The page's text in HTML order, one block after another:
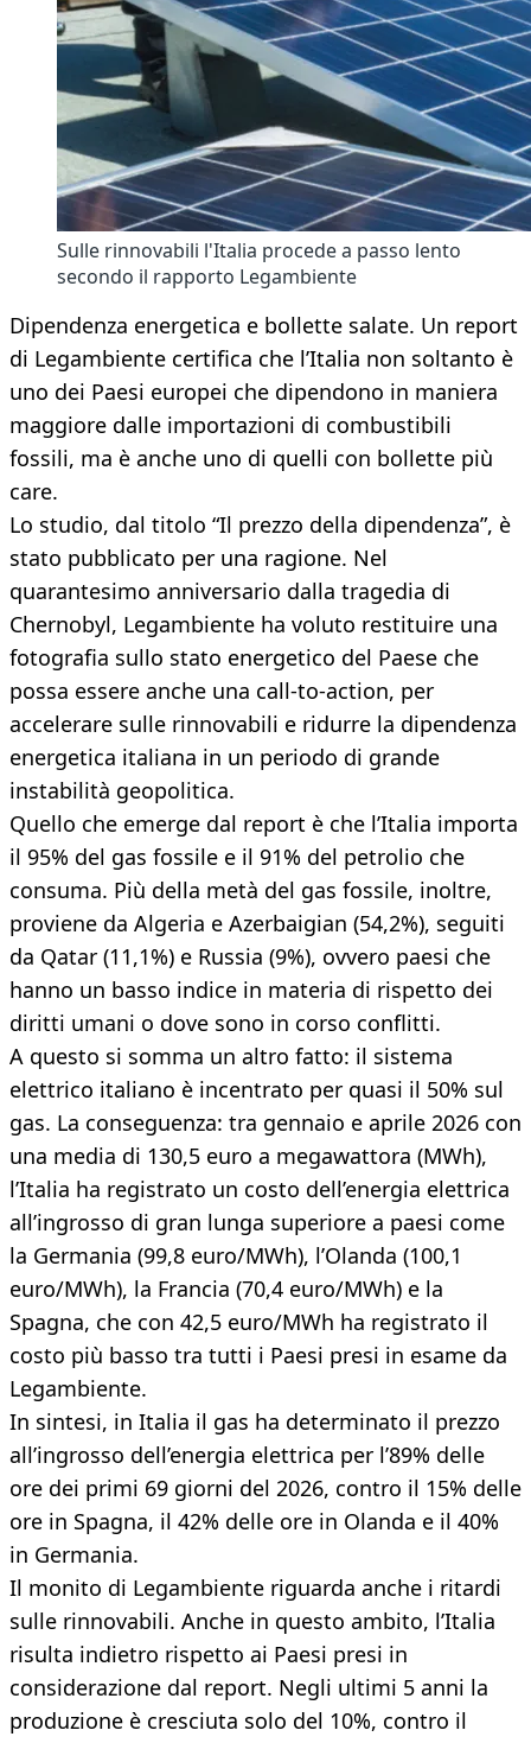
Sulle rinnovabili l'Italia procede a passo lento
secondo il rapporto Legambiente
Dipendenza energetica e bollette salate. Un report
di Legambiente certifica che l’Italia non soltanto è
uno dei Paesi europei che dipendono in maniera
maggiore dalle importazioni di combustibili
fossili, ma è anche uno di quelli con bollette più
care.
Lo studio, dal titolo “Il prezzo della dipendenza”, è
stato pubblicato per una ragione. Nel
quarantesimo anniversario dalla tragedia di
Chernobyl, Legambiente ha voluto restituire una
fotografia sullo stato energetico del Paese che
possa essere anche una call-to-action, per
accelerare sulle rinnovabili e ridurre la dipendenza
energetica italiana in un periodo di grande
instabilità geopolitica.
Quello che emerge dal report è che l’Italia importa
il 95% del gas fossile e il 91% del petrolio che
consuma. Più della metà del gas fossile, inoltre,
proviene da Algeria e Azerbaigian (54,2%), seguiti
da Qatar (11,1%) e Russia (9%), ovvero paesi che
hanno un basso indice in materia di rispetto dei
diritti umani o dove sono in corso conflitti.
A questo si somma un altro fatto: il sistema
elettrico italiano è incentrato per quasi il 50% sul
gas. La conseguenza: tra gennaio e aprile 2026 con
una media di 130,5 euro a megawattora (MWh),
l’Italia ha registrato un costo dell’energia elettrica
all’ingrosso di gran lunga superiore a paesi come
la Germania (99,8 euro/MWh), l’Olanda (100,1
euro/MWh), la Francia (70,4 euro/MWh) e la
Spagna, che con 42,5 euro/MWh ha registrato il
costo più basso tra tutti i Paesi presi in esame da
Legambiente.
In sintesi, in Italia il gas ha determinato il prezzo
all’ingrosso dell’energia elettrica per l’89% delle
ore dei primi 69 giorni del 2026, contro il 15% delle
ore in Spagna, il 42% delle ore in Olanda e il 40%
in Germania.
Il monito di Legambiente riguarda anche i ritardi
sulle rinnovabili. Anche in questo ambito, l’Italia
risulta indietro rispetto ai Paesi presi in
considerazione dal report. Negli ultimi 5 anni la
produzione è cresciuta solo del 10%, contro il